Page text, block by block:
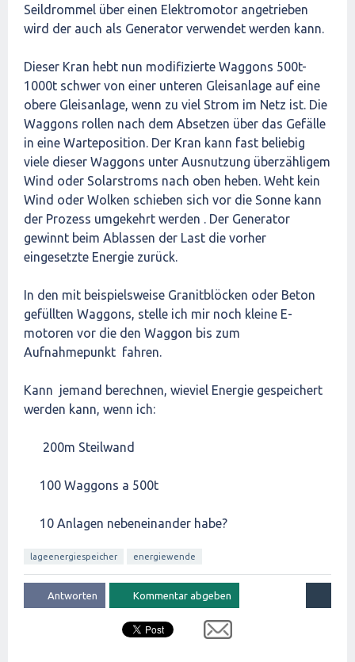
Seildrommel über einen Elektromotor angetrieben
wird der auch als Generator verwendet werden kann.
Dieser Kran hebt nun modifizierte Waggons 500t-
1000t schwer von einer unteren Gleisanlage auf eine
obere Gleisanlage, wenn zu viel Strom im Netz ist. Die
Waggons rollen nach dem Absetzen über das Gefälle
in eine Warteposition. Der Kran kann fast beliebig
viele dieser Waggons unter Ausnutzung überzähligem
Wind oder Solarstroms nach oben heben. Weht kein
Wind oder Wolken schieben sich vor die Sonne kann
der Prozess umgekehrt werden . Der Generator
gewinnt beim Ablassen der Last die vorher
eingesetzte Energie zurück.
In den mit beispielsweise Granitblöcken oder Beton
gefüllten Waggons, stelle ich mir noch kleine E-
motoren vor die den Waggon bis zum
Aufnahmepunkt fahren.
Kann jemand berechnen, wieviel Energie gespeichert
werden kann, wenn ich:
200m Steilwand
100 Waggons a 500t
10 Anlagen nebeneinander habe?
lageenergiespeicher energiewende